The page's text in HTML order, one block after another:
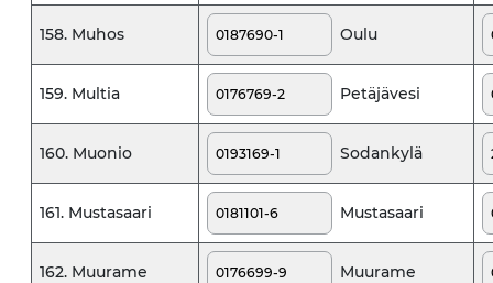
158. Muhos Oulu
159. Multia Petäjävesi
160. Muonio Sodankylä
161. Mustasaari Mustasaari
162. Muurame Muurame